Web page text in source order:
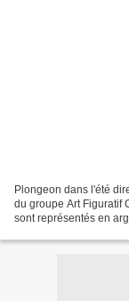
Plongeon dans l'été
du groupe Art Figuratif
sont représentés en